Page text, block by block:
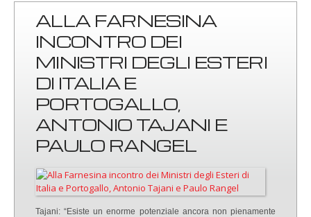
ALLA FARNESINA
INCONTRO DEI
MINISTRI DEGLI ESTERI
DI ITALIA E
PORTOGALLO,
ANTONIO TAJANI E
PAULO RANGEL
Tajani: “Esiste un enorme potenziale ancora non pienamente